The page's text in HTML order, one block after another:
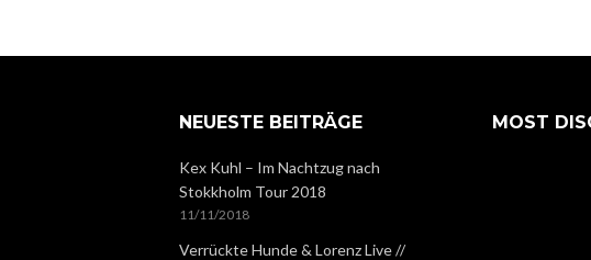
NEUESTE BEITRÄGE
Kex Kuhl – Im Nachtzug nach
Stokkholm Tour 2018
11/11/2018
Verrückte Hunde & Lorenz Live //
MOST